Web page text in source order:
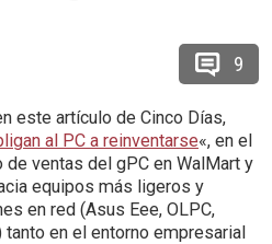
9
este artículo de Cinco Días,
al PC a reinventarse«, en el
ventas del gPC en WalMart y
equipos más ligeros y
en red (Asus Eee, OLPC,
en el entorno empresarial